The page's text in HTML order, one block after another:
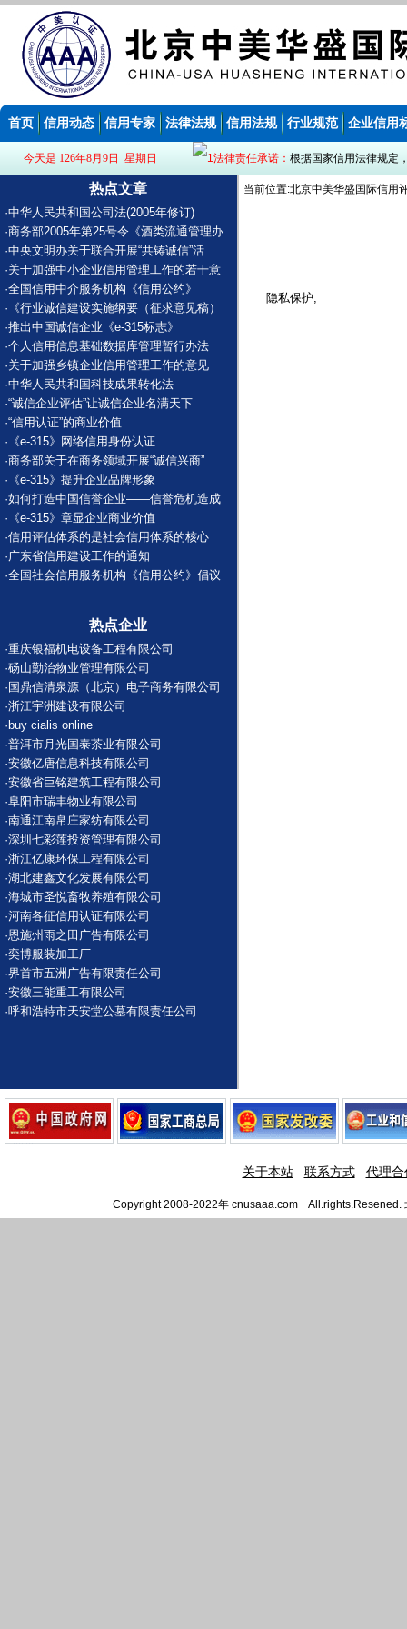
首页 信用动态 信用专家 法律法规 信用法规 行业规范 企业信用
今天是 126年8月9日 星期日 法律责任承诺： 根据国家信用法律规定
热点文章
·中华人民共和国公司法(2005年修订)
·商务部2005年第25号令《酒类流通管理办
·中央文明办关于联合开展“共铸诚信”活
·关于加强中小企业信用管理工作的若干意
·全国信用中介服务机构《信用公约》
· 《行业诚信建设实施纲要（征求意见稿）
·推出中国诚信企业《e-315标志》
·个人信用信息基础数据库管理暂行办法
·关于加强乡镇企业信用管理工作的意见
·中华人民共和国科技成果转化法
·“诚信企业评估”让诚信企业名满天下
·“信用认证”的商业价值
· 《e-315》网络信用身份认证
·商务部关于在商务领域开展“诚信兴商”
· 《e-315》提升企业品牌形象
·如何打造中国信誉企业——信誉危机造成
· 《e-315》章显企业商业价值
·信用评估体系的是社会信用体系的核心
·广东省信用建设工作的通知
·全国社会信用服务机构《信用公约》倡议
热点企业
·重庆银福机电设备工程有限公司
·砀山勤治物业管理有限公司
· 国鼎信清泉源（北京）电子商务有限公司
·浙江宇洲建设有限公司
· buy cialis online
·普洱市月光国泰茶业有限公司
·安徽亿唐信息科技有限公司
·安徽省巨铭建筑工程有限公司
·阜阳市瑞丰物业有限公司
·南通江南帛庄家纺有限公司
·深圳七彩莲投资管理有限公司
·浙江亿康环保工程有限公司
·湖北建鑫文化发展有限公司
·海城市圣悦畜牧养殖有限公司
·河南各征信用认证有限公司
·恩施州雨之田广告有限公司
·奕博服装加工厂
·界首市五洲广告有限责任公司
·安徽三能重工有限公司
·呼和浩特市天安堂公墓有限责任公司
当前位置:北京中美华盛国际信用
隐私保护,
关于本站 联系方式 代理合
Copyright 2008-2022年 cnusaaa.com All.rights.Resened.